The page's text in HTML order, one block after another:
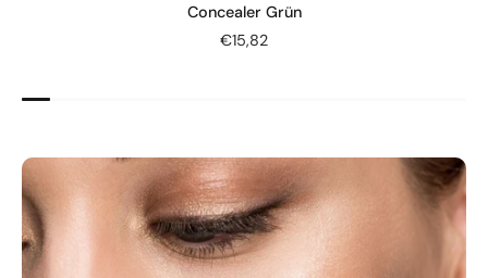
Concealer Grün
€15,82